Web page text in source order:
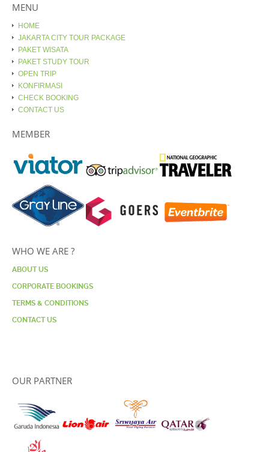
MENU
HOME
JAKARTA CITY TOUR PACKAGE
PAKET WISATA
PAKET STUDY TOUR
OPEN TRIP
KONFIRMASI
CHECK BOOKING
CONTACT US
MEMBER
WHO WE ARE ?
ABOUT US
CORPORATE BOOKINGS
TERMS & CONDITIONS
CONTACT US
OUR PARTNER